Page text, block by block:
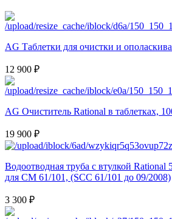
AG Таблетки для очистки и
12 900 ₽
AG Очиститель Rational в таблетках,
19 900 ₽
Водоотводная труба с втулкой Rational
для CM 61/101, (SCC 61/101 до 09/2008)
3 300 ₽